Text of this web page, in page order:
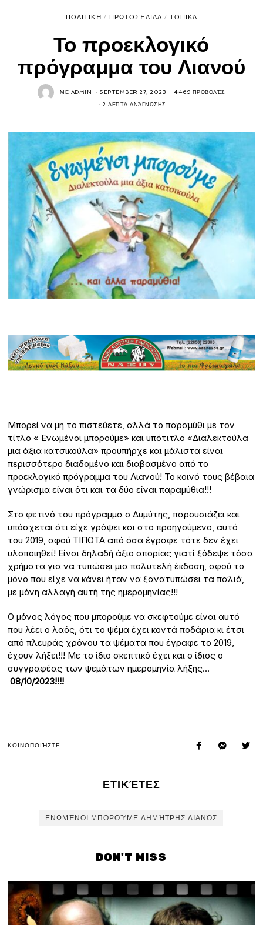
ΠΟΛΙΤΙΚΉ / ΠΡΩΤΟΣΈΛΙΔΑ / ΤΟΠΙΚΆ
Το προεκλογικό
πρόγραμμα του Λιανού
ΜΕ ADMIN SEPTEMBER 27, 2023 4469 ΠΡΟΒΟΛΈΣ
2 ΛΕΠΤΆ ΑΝΆΓΝΩΣΗΣ
Μπορεί να μη το πιστεύετε, αλλά το παραμύθι με τον
τίτλο « Ενωμένοι μπορούμε» και υπότιτλο «Διαλεκτούλα
μια άξια κατσικούλα» προϋπήρχε και μάλιστα είναι
περισσότερο διαδομένο και διαβασμένο από το
προεκλογικό πρόγραμμα του Λιανού! Το κοινό τους βέβαια
γνώρισμα είναι ότι και τα δύο είναι παραμύθια!!!
Στο φετινό του πρόγραμμα ο Δυμύτης, παρουσιάζει και
υπόσχεται ότι είχε γράψει και στο προηγούμενο, αυτό
του 2019, αφού ΤΙΠΟΤΑ από όσα έγραφε τότε δεν έχει
υλοποιηθεί! Είναι δηλαδή άξιο απορίας γιατί ξόδεψε τόσα
χρήματα για να τυπώσει μια πολυτελή έκδοση, αφού το
μόνο που είχε να κάνει ήταν να ξανατυπώσει τα παλιά,
με μόνη αλλαγή αυτή της ημερομηνίας!!!
Ο μόνος λόγος που μπορούμε να σκεφτούμε είναι αυτό
που λέει ο λαός, ότι το ψέμα έχει κοντά ποδάρια κι έτσι
από πλευράς χρόνου τα ψέματα που έγραφε το 2019,
έχουν λήξει!!! Με το ίδιο σκεπτικό έχει και ο ίδιος ο
συγγραφέας των ψεμάτων ημερομηνία λήξης…
08/10/2023!!!!
ΚΟΙΝΟΠΟΙΉΣΤΕ
ΕΤΙΚΈΤΕΣ
ΕΝΩΜΈΝΟΙ ΜΠΟΡΟΎΜΕ ΔΗΜΉΤΡΗΣ ΛΙΑΝΌΣ
DON'T MISS